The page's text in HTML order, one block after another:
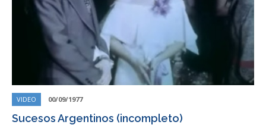
VIDEO 00/09/1977
Sucesos Argentinos (incompleto)